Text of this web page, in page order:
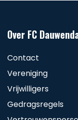
Over FC
Contact
Vereniging
Vrijwilligers
Gedragsregels